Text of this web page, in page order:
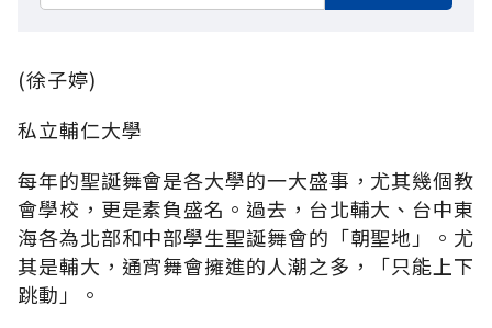
(徐子婷)
私立輔仁大學
每年的聖誕舞會是各大學的一大盛事，尤其幾個教
會學校，更是素負盛名。過去，台北輔大、台中東
海各為北部和中部學生聖誕舞會的「朝聖地」。尤
其是輔大，通宵舞會擁進的人潮之多，「只能上下
跳動」。